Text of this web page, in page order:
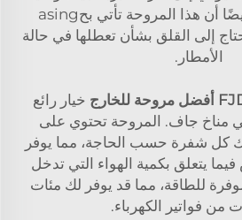
الهواء. ومن الرائع أيضًا أن هذا المروحة تأتي بحasing
إلى القلق بشأن تعطلها في حالة
الأمطار.
أفضل مروحة للخارج خيار رائع
جاف. المروحة تحتوي على
كل شفرة حسب الحاجة، مما يوفر
يتعلق بكمية الهواء التي تدخل
للطاقة، مما قد يوفر لك مئات
من فواتير الكهرباء.